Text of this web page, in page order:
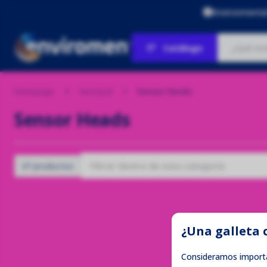
¿Una galleta
Consideramos
Catálogo
Sensor Heads
Sensor Heads
47 productos